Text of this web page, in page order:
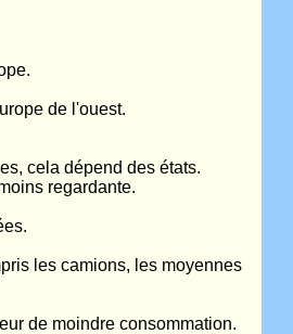
de l'ouest.
cela dépend des états.
regardante.
les camions, les moyennes
de moindre consommation.